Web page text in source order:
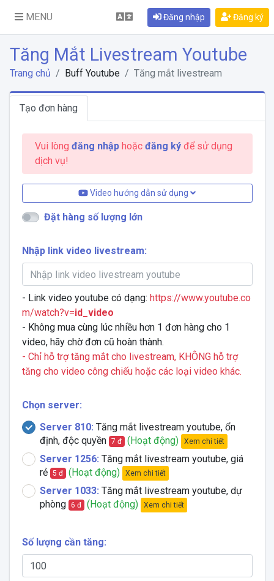
MENU Đăng nhập Đăng ký
Tăng Mắt Livestream Youtube
Trang chủ Buff Youtube Tăng mắt livestream
Tạo đơn hàng
Vui lòng đăng nhậphoặc đăng kýđể sử dụng
dịch vụ!
Video hướng dẫn sử dụng
Đặt hàng số lượng lớn
Nhập link video livestream:
- Link video youtube có dạng: https://www.youtube.co
m/watch?v=id_video
- Không mua cùng lúc nhiều hơn 1 đơn hàng cho 1
video, hãy chờ đơn cũ hoàn thành.
- Chỉ hỗ trợ tăng mắt cho livestream, KHÔNG hỗ trợ
tăng cho video công chiếu hoặc các loại video khác.
Chọn server:
Server 810: Tăng mắt livestream youtube, ổn
định, độc quyền 7 đ (Hoạt động) Xem chi tiết
Server 1256: Tăng mắt livestream youtube, giá
rẻ 5 đ (Hoạt động) Xem chi tiết
Server 1033: Tăng mắt livestream youtube, dự
phòng
6 đ (Hoạt động) Xem chi tiết
Số lượng cần tăng: